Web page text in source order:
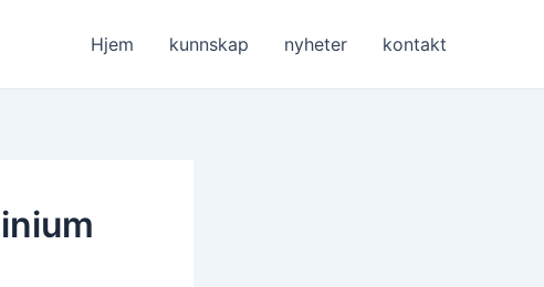
Hjem kunnskap nyheter kontakt